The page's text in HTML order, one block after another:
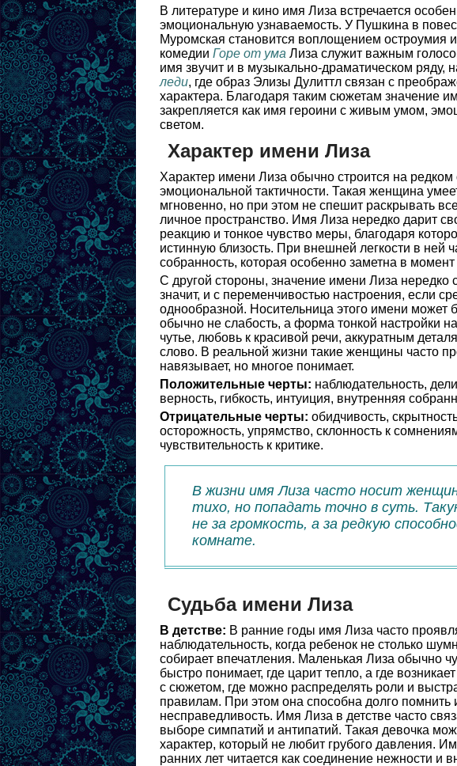
В литературе и кино имя Лиза встречается
эмоциональную узнаваемость. У Пушкина в
Муромская становится воплощением остроумия
комедии Горе от ума Лиза служит важным
имя звучит и в музыкально-драматическом ряду,
леди, где образ Элизы Дулиттл связан с
характера. Благодаря таким сюжетам значение
закрепляется как имя героини с живым умом,
светом.
Характер имени Лиза
Характер имени Лиза обычно строится на редком
эмоциональной тактичности. Такая женщина
мгновенно, но при этом не спешит раскрывать
личное пространство. Имя Лиза нередко дарит
реакцию и тонкое чувство меры, благодаря
истинную близость. При внешней легкости в ней
собранность, которая особенно заметна в
С другой стороны, значение имени Лиза нередко
значит, и с переменчивостью настроения, если
однообразной. Носительница этого имени может
обычно не слабость, а форма тонкой настройки
чутье, любовь к красивой речи, аккуратным
слово. В реальной жизни такие женщины часто
навязывает, но многое понимает.
Положительные черты: наблюдательность,
верность, гибкость, интуиция, внутренняя
Отрицательные черты: обидчивость,
осторожность, упрямство, склонность к
чувствительность к критике.
В жизни имя Лиза часто носит
тихо, но попадать точно в суть.
не за громкость, а за редкую
комнате.
Судьба имени Лиза
В детстве: В ранние годы имя Лиза часто
наблюдательность, когда ребенок не столько
собирает впечатления. Маленькая Лиза обычно
быстро понимает, где царит тепло, а где
с сюжетом, где можно распределять роли и
правилам. При этом она способна долго
несправедливость. Имя Лиза в детстве часто
выборе симпатий и антипатий. Такая девочка
характер, который не любит грубого давления.
ранних лет читается как соединение нежности и